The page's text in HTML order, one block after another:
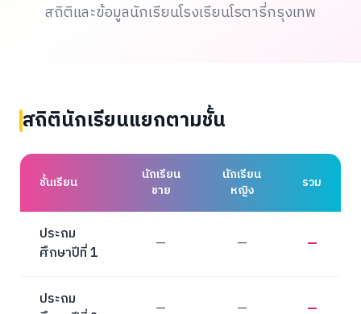
สถิติและข้อมูลนักเรียนโรงเรียนโรตารี่กรุงเทพ
สถิตินักเรียนแยกตามชั้น
ชั้นเรียน
นักเรียน
ชาย
นักเรียน
หญิง
รวม
ประถม
ศึกษาปีที่ 1
— — —
ประถม
— — —